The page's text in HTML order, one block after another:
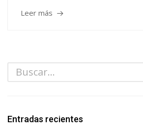
Leer más
Entradas recientes